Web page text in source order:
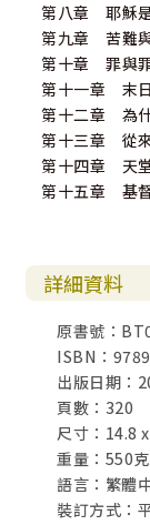
第八章 耶穌
第九章 苦難
第十章 罪與
第十一章 末
第十二章 為
第十三章 從
第十四章 天
第十五章 基
詳細資料
原書號：
ISBN：
出版日期：
頁數：320
尺寸：14.8
重量：550克
語言：繁體
裝訂方式：